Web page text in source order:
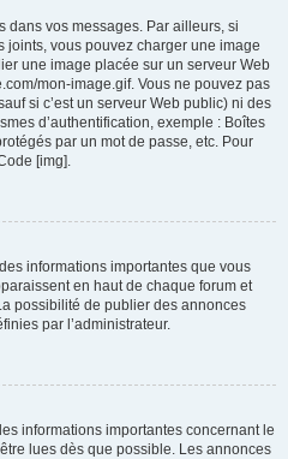
dans vos messages. Par ailleurs, si
joints, vous pouvez charger une image
une image placée sur un serveur Web
mon-image.gif. Vous ne pouvez pas
si c’est un serveur Web public) ni des
d’authentification, exemple : Boîtes
par un mot de passe, etc. Pour
[img].
informations importantes que vous
en haut de chaque forum et
possibilité de publier des annonces
par l’administrateur.
informations importantes concernant le
lues dès que possible. Les annonces